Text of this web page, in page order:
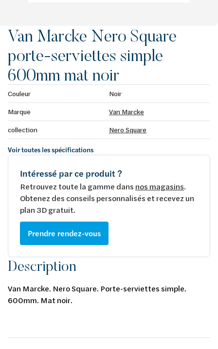
Van Marcke Nero Square
porte-serviettes simple
600mm mat noir
Couleur
Noir
Marque
Van Marcke
collection
Nero Square
Voir toutes les spécifications
Intéressé par ce produit ?
Retrouvez toute la gamme dans nos magasins.
Obtenez des conseils personnalisés et recevez un
plan 3D gratuit.
Prendre rendez-vous
Description
Van Marcke. Nero Square. Porte-serviettes simple.
600mm. Mat noir.